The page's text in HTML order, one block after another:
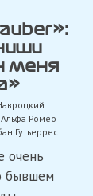
меня
Альфа Ромео
Гутьеррес
очень
бывшем